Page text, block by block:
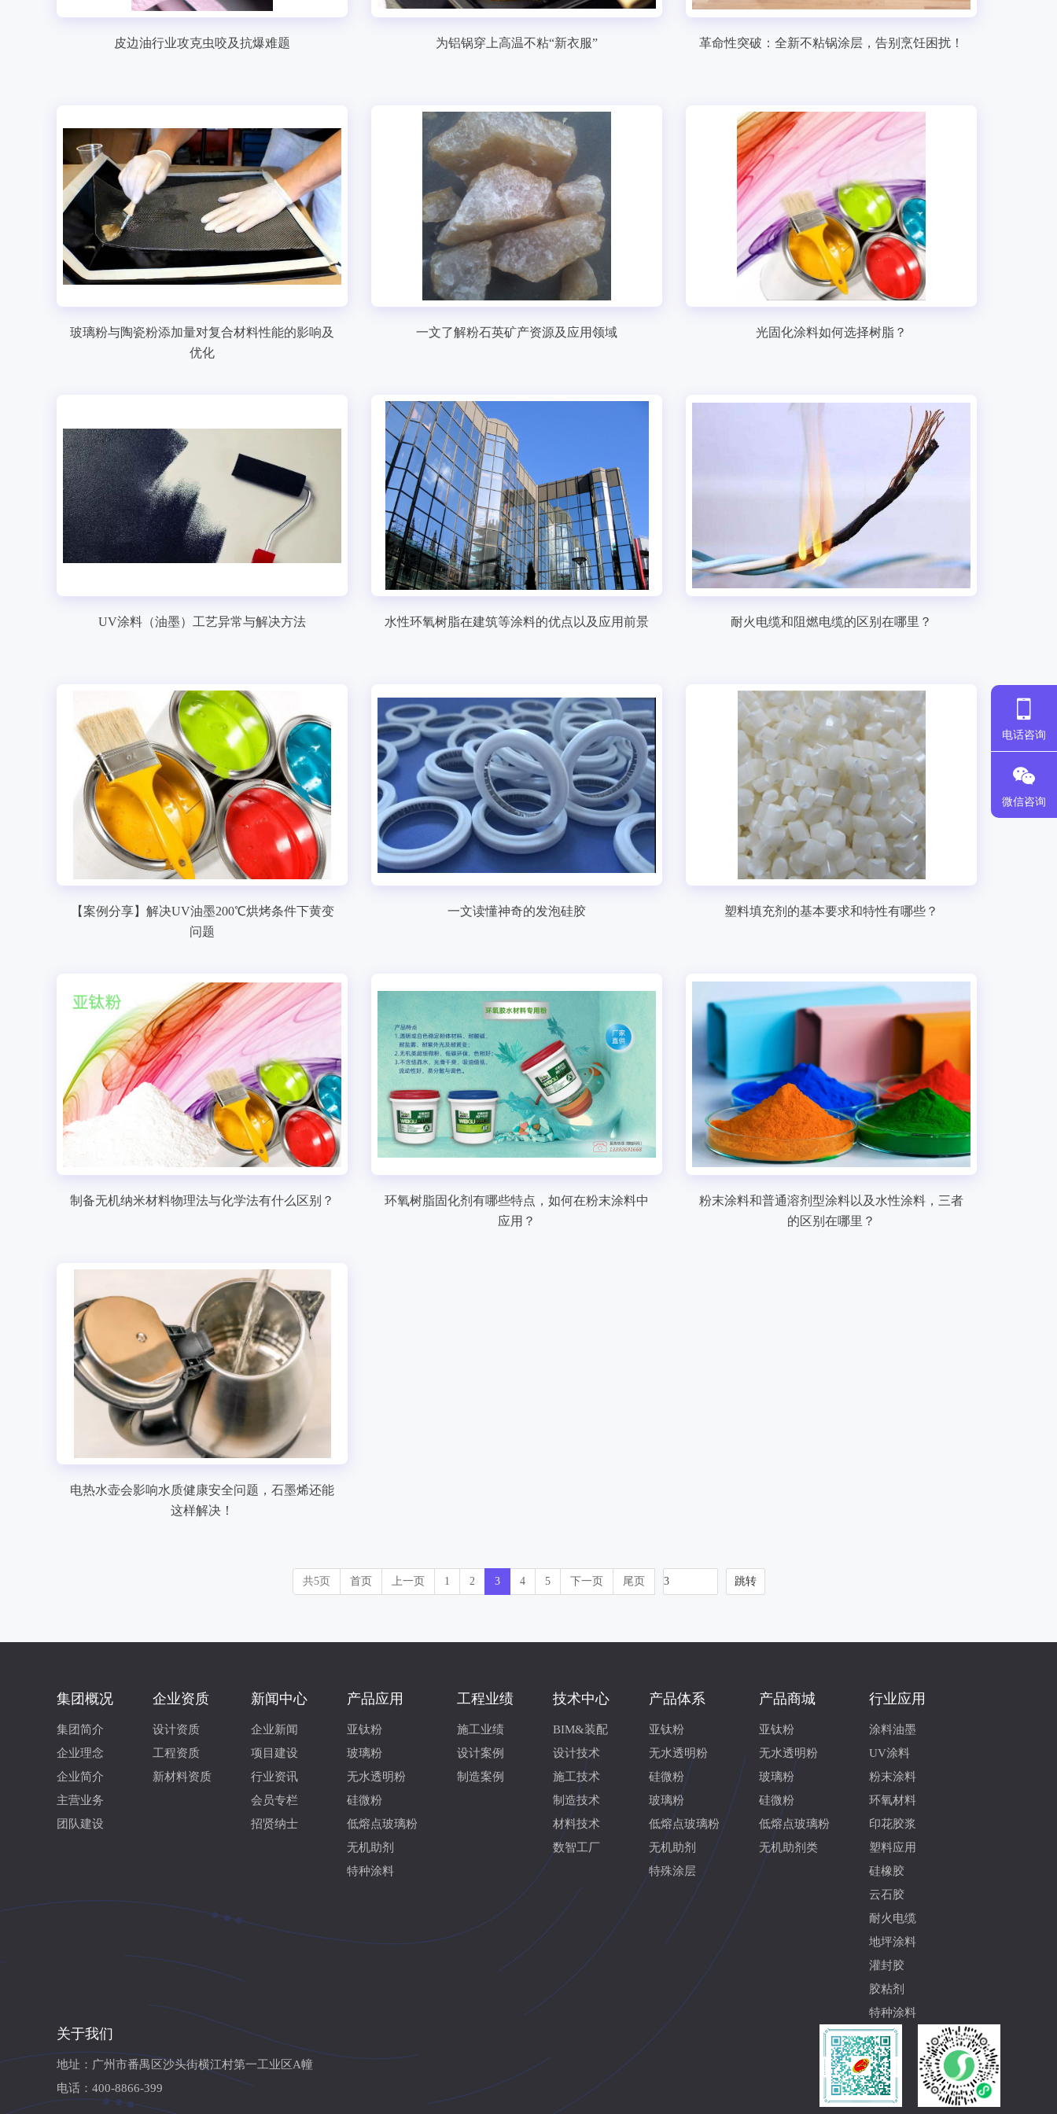
皮边油行业攻克虫咬及抗爆难题 为铝锅穿上高温不粘“新衣服” 革命性突破：全新不粘锅涂层，告别烹饪困扰！
玻璃粉与陶瓷粉添加量对复合材料性能的影响及
优化
一文了解粉石英矿产资源及应用领域 光固化涂料如何选择树脂？
UV涂料（油墨）工艺异常与解决方法 水性环氧树脂在建筑等涂料的优点以及应用前景 耐火电缆和阻燃电缆的区别在哪里？
【案例分享】解决UV油墨200℃烘烤条件下黄变
问题
一文读懂神奇的发泡硅胶 塑料填充剂的基本要求和特性有哪些？
制备无机纳米材料物理法与化学法有什么区别？
环氧树脂固化剂有哪些特点，如何在粉末涂料中
应用？
粉末涂料和普通溶剂型涂料以及水性涂料，三者
的区别在哪里？
电热水壶会影响水质健康安全问题，石墨烯还能
这样解决！
共5页 首页 上一页 1 2 3 4 5 下一页 尾页
集团概况
集团简介
企业理念
企业简介
主营业务
团队建设
企业资质
设计资质
工程资质
新材料资质
新闻中心
企业新闻
项目建设
行业资讯
会员专栏
招贤纳士
产品应用
亚钛粉
玻璃粉
无水透明粉
硅微粉
低熔点玻璃粉
无机助剂
特种涂料
工程业绩
施工业绩
设计案例
制造案例
技术中心
BIM&装配
设计技术
施工技术
制造技术
材料技术
数智工厂
产品体系
亚钛粉
无水透明粉
硅微粉
玻璃粉
低熔点玻璃粉
无机助剂
特殊涂层
产品商城
亚钛粉
无水透明粉
玻璃粉
硅微粉
低熔点玻璃粉
无机助剂类
行业应用
涂料油墨
UV涂料
粉末涂料
环氧材料
印花胶浆
塑料应用
硅橡胶
云石胶
耐火电缆
地坪涂料
灌封胶
胶粘剂
特种涂料
关于我们
地址：广州市番禺区沙头街横江村第一工业区A幢
电话：400-8866-399
电话咨询
微信咨询